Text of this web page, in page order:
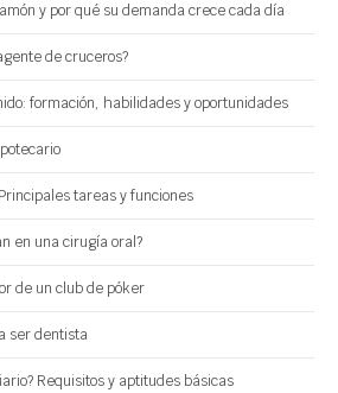
y por qué su demanda crece cada día
de cruceros?
formación, habilidades y oportunidades
tareas y funciones
en una cirugía oral?
de un club de póker
ser dentista
Requisitos y aptitudes básicas